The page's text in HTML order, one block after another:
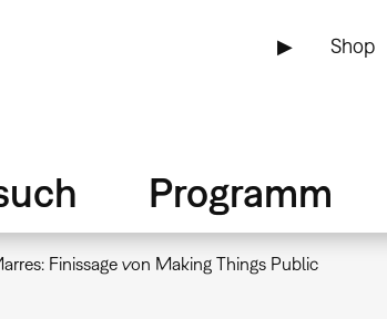
▶ Shop
Programm
Finissage von Making Things Public